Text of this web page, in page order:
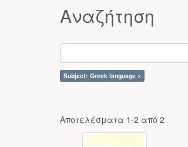
Αναζήτηση
Subject: Greek language ×
Αποτελέσματα 1-2 από 2